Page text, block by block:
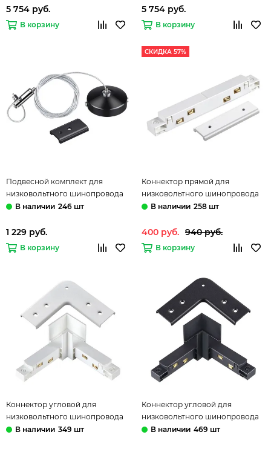
5 754 руб.
В корзину
5 754 руб.
В корзину
Подвесной комплект для
низковольтного шинопровода
135097 черный Flum Novotech
246 шт
1 229 руб.
В корзину
СКИДКА 57%
Коннектор прямой для
низковольтного шинопровода
135102 белый Flum Novotech
258 шт
400 руб. 940 руб.
В корзину
Коннектор угловой для
низковольтного шинопровода
135104 белый Flum Novotech
349 шт
Коннектор угловой для
низковольтного шинопровода
135105 черный Flum Novotech
469 шт